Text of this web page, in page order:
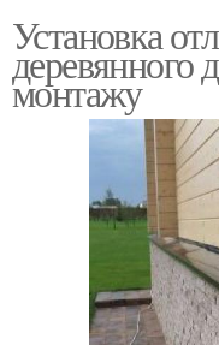
Установка
деревянного
монтажу